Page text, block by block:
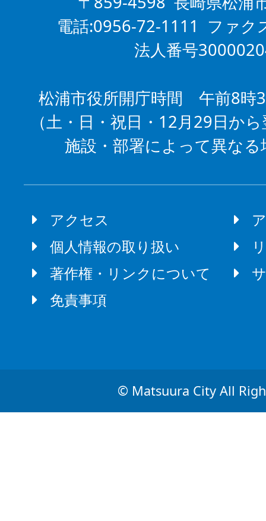
電話:0956-72-1111 ファ
法人番号
松浦市役所開庁時間 午前8時
（土・日・祝日・12月29日か
施設・部署によって異な
アクセス
個人情報の取り扱い
著作権・リンクについて
免責事項
© Matsuura City All